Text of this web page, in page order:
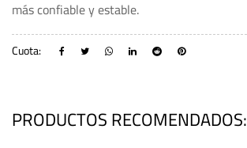
más confiable y estable.
Cuota:
PRODUCTOS RECOMENDADOS: